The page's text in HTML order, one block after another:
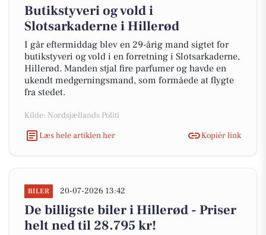
Butikstyveri og vold i
Slotsarkaderne i Hillerød
I går eftermiddag blev en 29-årig mand sigtet for
butikstyveri og vold i en forretning i Slotsarkaderne,
Hillerød. Manden stjal fire parfumer og havde en
ukendt medgerningsmand, som formåede at flygte
fra stedet.
Kilde: Nordsjællands Politi
Læs hele artiklen her
Kopiér link
BILER 20-07-2026 13:42
De billigste biler i Hillerød - Priser
helt ned til 28.795 kr!